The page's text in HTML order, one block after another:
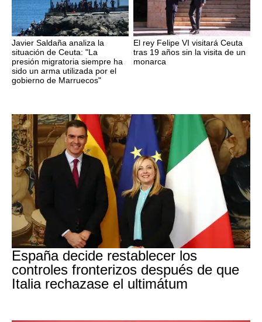
Javier Saldaña analiza la
situación de Ceuta: "La
presión migratoria siempre ha
sido un arma utilizada por el
gobierno de Marruecos"
El rey Felipe VI visitará Ceuta
tras 19 años sin la visita de un
monarca
CRISIS MIGRATORIA
España decide restablecer los
controles fronterizos después de que
Italia rechazase el ultimátum